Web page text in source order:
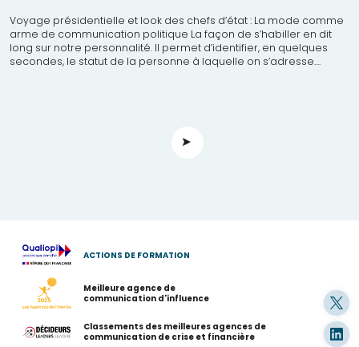
Voyage présidentielle et look des chefs d’état : La mode comme
arme de communication politique La façon de s’habiller en dit
long sur notre personnalité. Il permet d’identifier, en quelques
secondes, le statut de la personne à laquelle on s’adresse....
ACTIONS DE FORMATION
Meilleure agence de
communication d'influence
Classements des meilleures agences de
communication de crise et financière